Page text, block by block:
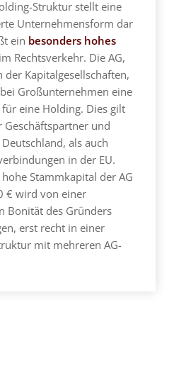
Struktur stellt eine
Unternehmensform dar
ein besonders hohes
im Rechtsverkehr. Die AG,
der Kapitalgesellschaften,
Großunternehmen eine
für eine Holding. Dies gilt
Geschäftspartner und
als auch
in der EU.
Stammkapital der AG
€ wird von einer
Bonität des Gründers
erst recht in einer
mit mehreren AG-